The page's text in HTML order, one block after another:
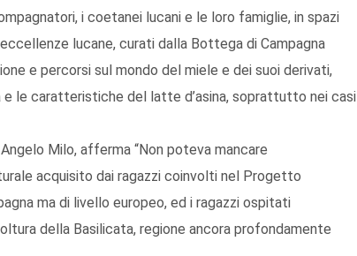
i coetanei lucani e le loro famiglie, in spazi
lucane, curati dalla Bottega di Campagna
e percorsi sul mondo del miele e dei suoi derivati,
e le caratteristiche del latte d’asina, soprattutto nei casi
Milo, afferma “Non poteva mancare
acquisito dai ragazzi coinvolti nel Progetto
ma di livello europeo, ed i ragazzi ospitati
della Basilicata, regione ancora profondamente